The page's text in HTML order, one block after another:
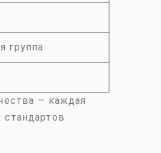
группа
— каждая
стандартов